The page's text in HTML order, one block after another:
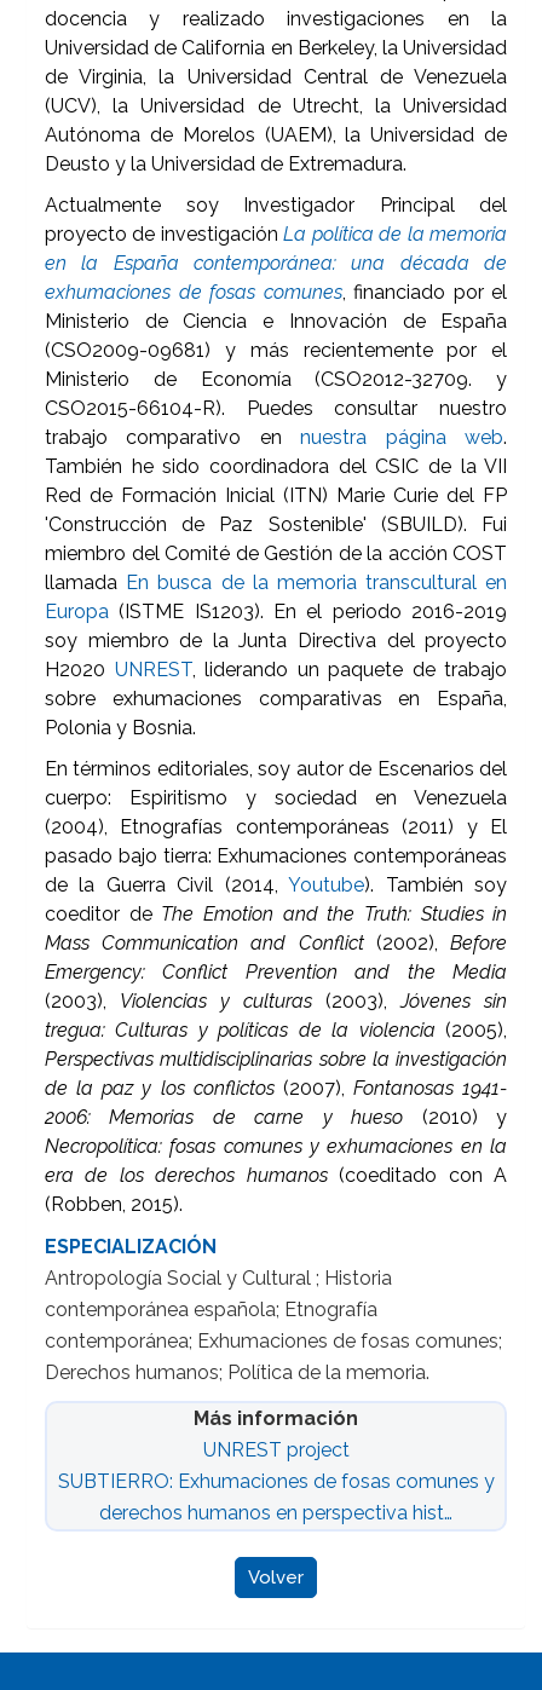
docencia y realizado investigaciones en la
Universidad de California en Berkeley, la Universidad
de Virginia, la Universidad Central de Venezuela
(UCV), la Universidad de Utrecht, la Universidad
Autónoma de Morelos (UAEM), la Universidad de
Deusto y la Universidad de Extremadura.
Actualmente soy Investigador Principal del
proyecto de investigaciónLa política de la memoria
en la España contemporánea: una década de
exhumaciones de fosas comunes, financiado por el
Ministerio de Ciencia e Innovación de España
(CSO2009-09681) y más recientemente por el
Ministerio de Economía (CSO2012-32709. y
CSO2015-66104-R). Puedes consultar nuestro
trabajo comparativo ennuestra página web.
También he sido coordinadora del CSIC de la VII
Red de Formación Inicial (ITN) Marie Curie del FP
'Construcción de Paz Sostenible' (SBUILD). Fui
miembro del Comité de Gestión de la acción COST
llamada En busca de la memoria transcultural en
Europa (ISTME IS1203). En el periodo 2016-2019
soy miembro de la Junta Directiva del proyecto
H2020 UNREST, liderando un paquete de trabajo
sobre exhumaciones comparativas en España,
Polonia y Bosnia.
En términos editoriales, soy autor de Escenarios del
cuerpo: Espiritismo y sociedad en Venezuela
(2004), Etnografías contemporáneas (2011) y El
pasado bajo tierra: Exhumaciones contemporáneas
de la Guerra Civil (2014,Youtube). También soy
coeditor de The Emotion and the Truth: Studies in
Mass Communication and Conflict(2002),Before
Emergency: Conflict Prevention and the Media
(2003), Violencias y culturas (2003),Jóvenes sin
tregua: Culturas y políticas de la violencia (2005),
Perspectivas multidisciplinarias sobre la investigación
de la paz y los conflictos(2007),Fontanosas 1941-
2006: Memorias de carne y hueso (2010) y
Necropolítica: fosas comunes y exhumaciones en la
era de los derechos humanos(coeditado con A
(Robben, 2015).
ESPECIALIZACIÓN
Antropología Social y Cultural ; Historia
contemporánea española; Etnografía
contemporánea; Exhumaciones de fosas comunes;
Derechos humanos; Política de la memoria.
Más información
UNREST project
SUBTIERRO: Exhumaciones de fosas comunes y
derechos humanos en perspectiva hist…
Volver